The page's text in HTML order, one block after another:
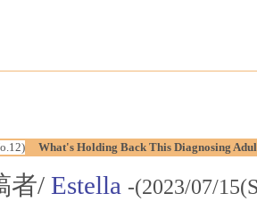
What's Holding Back This Diagnosing
者/ Estella -(2023/07/